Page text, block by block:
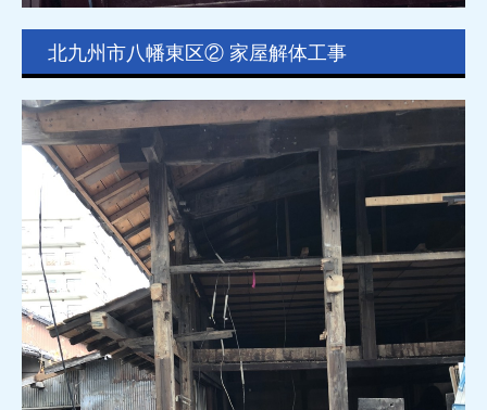
北九州市八幡東区② 家屋解体工事